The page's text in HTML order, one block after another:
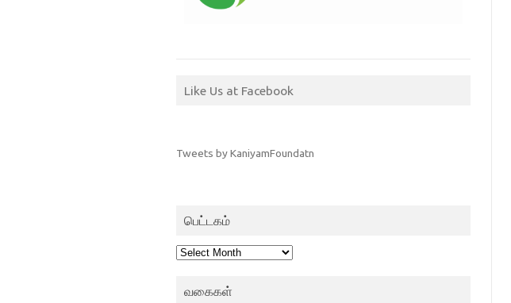
Like Us at Facebook
Tweets by KaniyamFoundatn
பெட்டகம்
பெட்டகம்
வகைகள்